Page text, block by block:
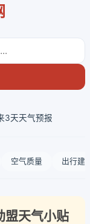
3天天气预报
空气质量 出行建
天气小贴